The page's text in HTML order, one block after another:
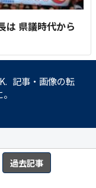
過去記事
は 県議時代から
記事・画像の転